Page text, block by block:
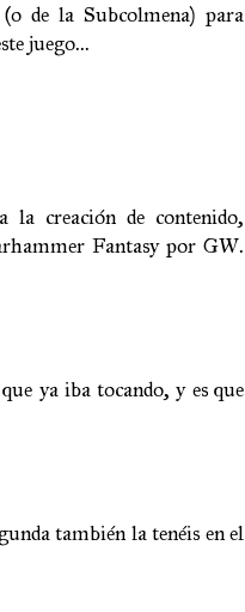
de la Subcolmena) para
juego...
la creación de contenido,
Fantasy por GW.
ya iba tocando, y es que
también la tenéis en el